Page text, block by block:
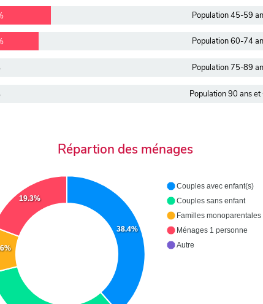
Population 45-59
Population 60-74
Population 75-89
Population 90 ans et
Répartion des ménages
38.4%
19.3%
Couples avec enfant(s)
Couples sans enfant
Familles monoparentales
Ménages 1 personne
Autre